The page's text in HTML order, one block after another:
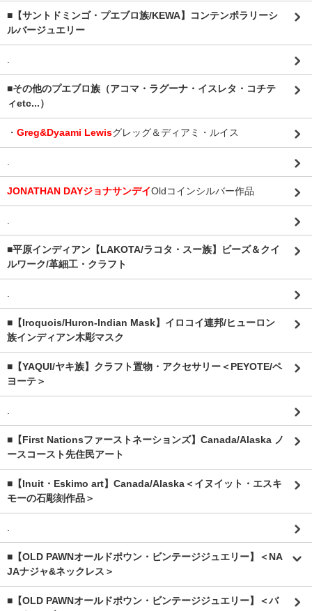
■【サントドミンゴ・プエブロ族/KEWA】コンテンポラリーシ
ルバージュエリー
.
■その他のプエブロ族（アコマ・ラグーナ・イスレタ・コチテ
ィetc...）
・ Greg&Dyaami Lewisグレッグ＆ディアミ・ルイス
.
JONATHAN DAYジョナサンデイOldコインシルバー作品
.
■平原インディアン【LAKOTA/ラコタ・スー族】ビーズ＆クイ
ルワーク/革細工・クラフト
.
■【Iroquois/Huron-Indian Mask】イロコイ連邦/ヒューロン
族インディアン木彫マスク
■【YAQUI/ヤキ族】クラフト置物・アクセサリー＜PEYOTE/ペ
ヨーテ＞
.
■【First Nationsファーストネーションズ】Canada/Alaska ノ
ースコースト先住民アート
■【Inuit・Eskimo art】Canada/Alaska＜イヌイット・エスキ
モーの石彫刻作品＞
.
■【OLD PAWNオールドポウン・ビンテージジュエリー】＜NA
JAナジャ&ネックレス＞
■【OLD PAWNオールドポウン・ビンテージジュエリー】＜バ